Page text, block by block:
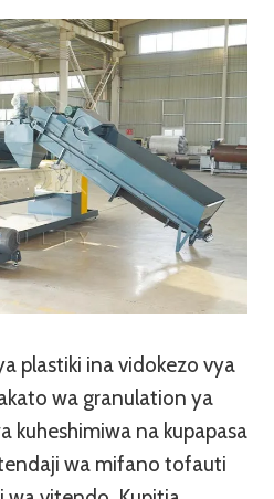
plastiki ina vidokezo vya
wa granulation ya
kuheshimiwa na kupapasa
wa mifano tofauti